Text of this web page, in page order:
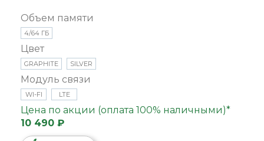
Объем памяти
4/64 ГБ
Цвет
GRAPHITE SILVER
Модуль связи
WI-FI LTE
Цена по акции (оплата 100% наличными)*
10 490 ₽